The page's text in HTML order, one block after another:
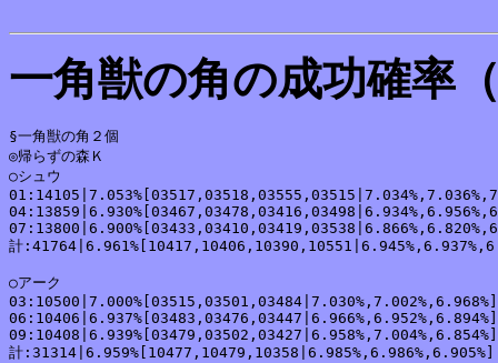
一角獣の角の成功確率
§一角獣の角２個
◎帰らずの森Ｋ
○シュウ
計
○アーク
03:10500|7.000%[03515,03501,03484|7.030%,7.002%,6.968%]
06:10406|6.937%[03483,03476,03447|6.966%,6.952%,6.894%]
09:10408|6.939%[03479,03502,03427|6.958%,7.004%,6.854%]
計:31314|6.959%[10477,10479,10358|6.985%,6.986%,6.905%]